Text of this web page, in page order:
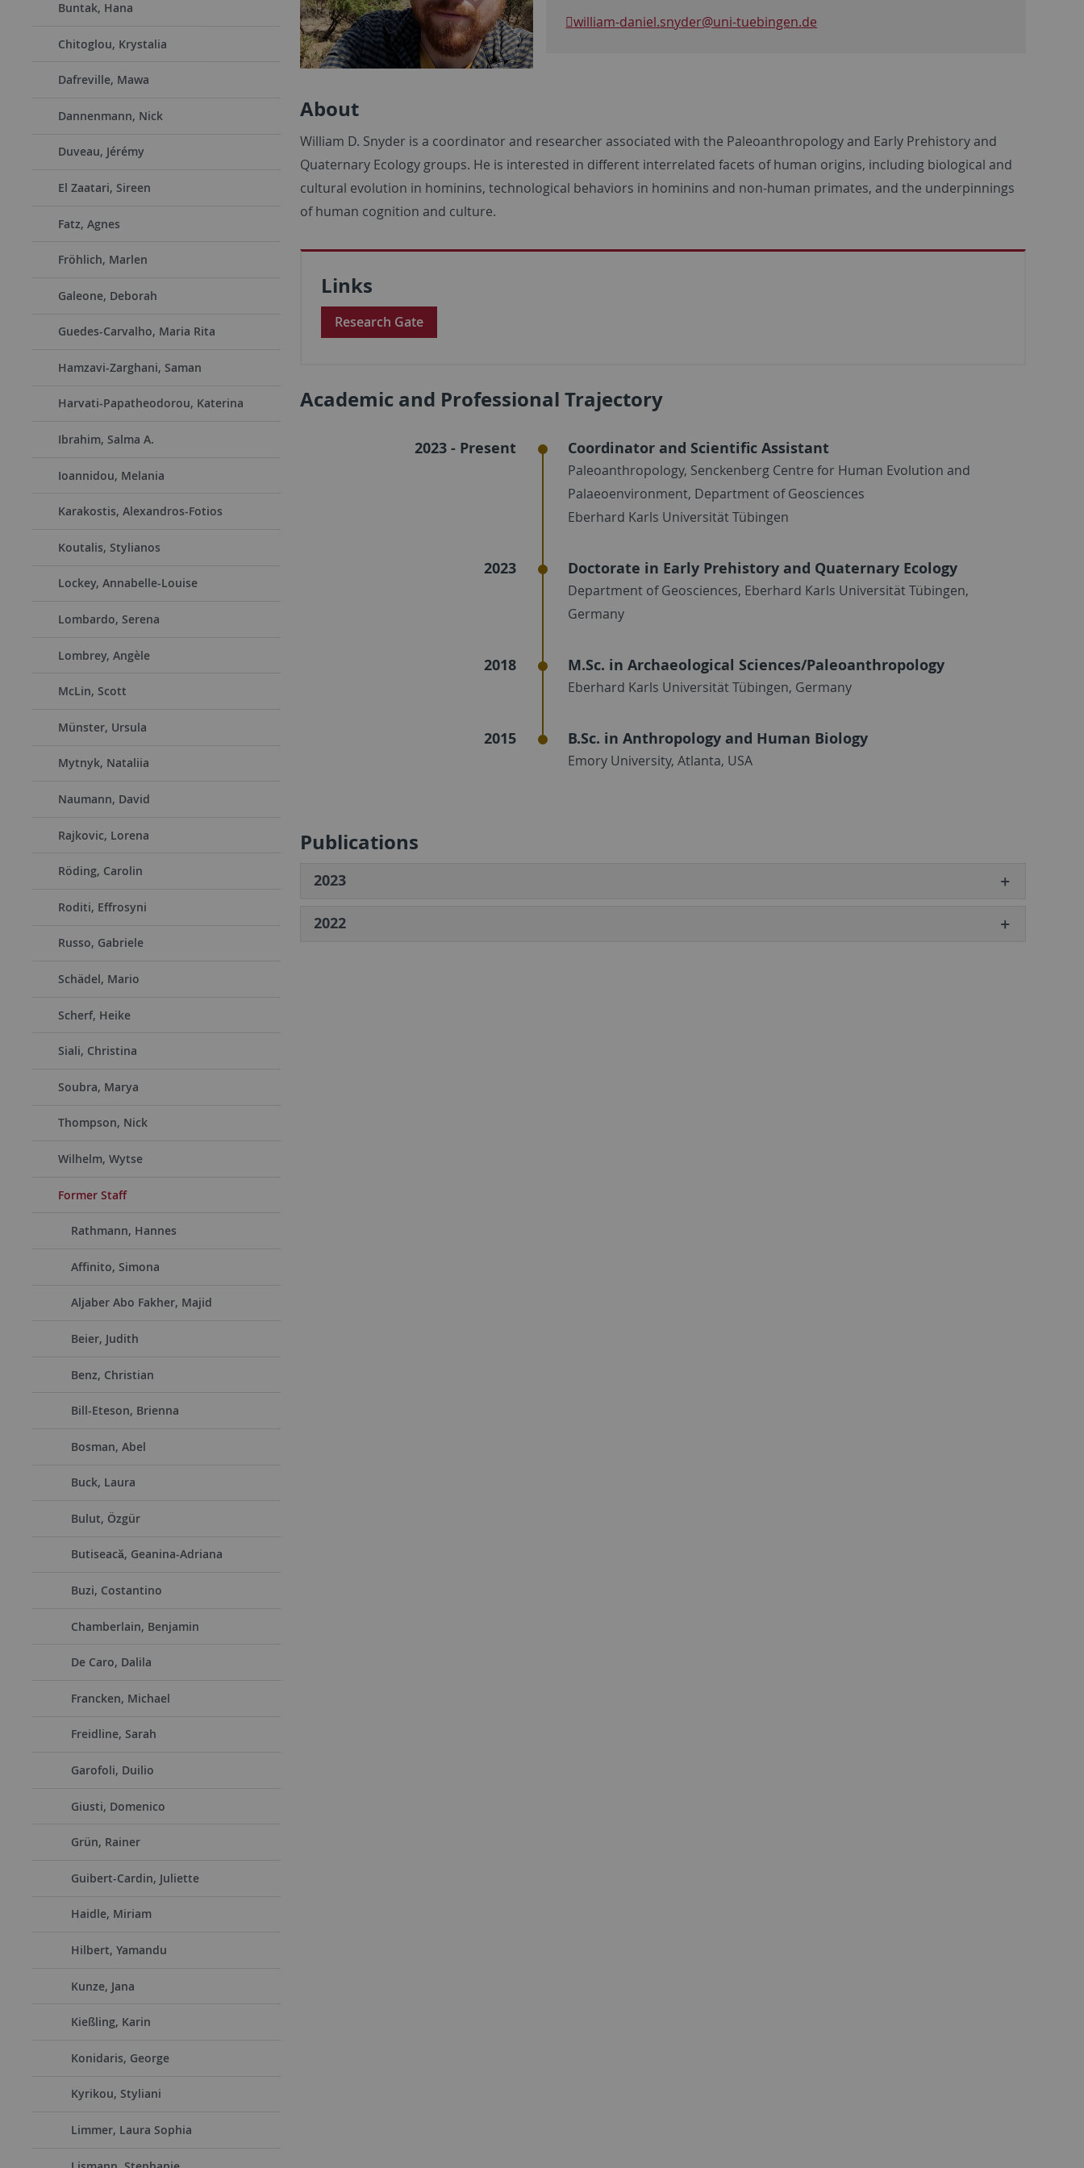
Buntak, Hana
Chitoglou, Krystalia
Dafreville, Mawa
Dannenmann, Nick
Duveau, Jérémy
El Zaatari, Sireen
Fatz, Agnes
Fröhlich, Marlen
Galeone, Deborah
Guedes-Carvalho, Maria Rita
Hamzavi-Zarghani, Saman
Harvati-Papatheodorou, Katerina
Ibrahim, Salma A.
Ioannidou, Melania
Karakostis, Alexandros-Fotios
Koutalis, Stylianos
Lockey, Annabelle-Louise
Lombardo, Serena
Lombrey, Angèle
McLin, Scott
Münster, Ursula
Mytnyk, Nataliia
Naumann, David
Rajkovic, Lorena
Röding, Carolin
Roditi, Effrosyni
Russo, Gabriele
Schädel, Mario
Scherf, Heike
Siali, Christina
Soubra, Marya
Thompson, Nick
Wilhelm, Wytse
Former Staff
Rathmann, Hannes
Affinito, Simona
Aljaber Abo Fakher, Majid
Beier, Judith
Benz, Christian
Bill-Eteson, Brienna
Bosman, Abel
Buck, Laura
Bulut, Özgür
Butiseacă, Geanina-Adriana
Buzi, Costantino
Chamberlain, Benjamin
De Caro, Dalila
Francken, Michael
Freidline, Sarah
Garofoli, Duilio
Giusti, Domenico
Grün, Rainer
Guibert-Cardin, Juliette
Haidle, Miriam
Hilbert, Yamandu
Kunze, Jana
Kießling, Karin
Konidaris, George
Kyrikou, Styliani
Limmer, Laura Sophia
william-daniel.snyder@uni-tuebingen.de
About
William D. Snyder is a coordinator and researcher associated with the Paleoanthropology and Early Prehistory and
Quaternary Ecology groups. He is interested in different interrelated facets of human origins, including biological and
cultural evolution in hominins, technological behaviors in hominins and non-human primates, and the underpinnings
of human cognition and culture.
Links
Research Gate
Academic and Professional Trajectory
2023 - Present Coordinator and Scientific Assistant
Paleoanthropology, Senckenberg Centre for Human Evolution and
Palaeoenvironment, Department of Geosciences
Eberhard Karls Universität Tübingen
2023 Doctorate in Early Prehistory and Quaternary Ecology
Department of Geosciences, Eberhard Karls Universität Tübingen,
Germany
2018 M.Sc. in Archaeological Sciences/Paleoanthropology
Eberhard Karls Universität Tübingen, Germany
2015 B.Sc. in Anthropology and Human Biology
Emory University, Atlanta, USA
Publications
2023
2022